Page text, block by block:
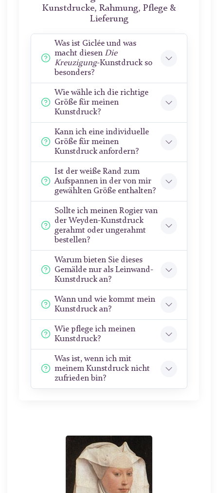
Kunstdrucke, Rahmung, Pflege &
Lieferung
Was ist Giclée und was
macht diesen Die
Kreuzigung-Kunstdruck so
besonders?
Wie wähle ich die richtige
Größe für meinen
Kunstdruck?
Kann ich eine individuelle
Größe für meinen
Kunstdruck anfordern?
Ist der weiße Rand zum
Aufspannen in der von mir
gewählten Größe enthalten?
Sollte ich meinen Rogier van
der Weyden-Kunstdruck
gerahmt oder ungerahmt
bestellen?
Warum bieten Sie dieses
Gemälde nur als Leinwand-
Kunstdruck an?
Wann und wie kommt mein
Kunstdruck an?
Wie pflege ich meinen
Kunstdruck?
Was ist, wenn ich mit
meinem Kunstdruck nicht
zufrieden bin?